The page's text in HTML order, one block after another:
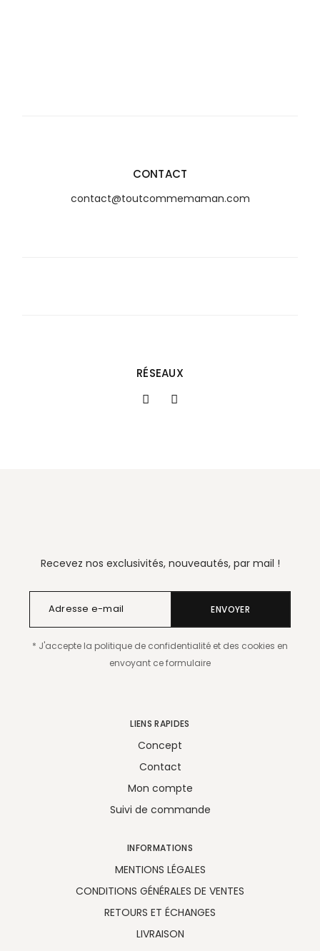
CONTACT
contact@toutcommemaman.com
RÉSEAUX
Recevez nos exclusivités, nouveautés, par mail !
ENVOYER
* J'accepte la politique de confidentialité et des cookies en
envoyant ce formulaire
LIENS RAPIDES
Concept
Contact
Mon compte
Suivi de commande
INFORMATIONS
MENTIONS LÉGALES
CONDITIONS GÉNÉRALES DE VENTES
RETOURS ET ÉCHANGES
LIVRAISON